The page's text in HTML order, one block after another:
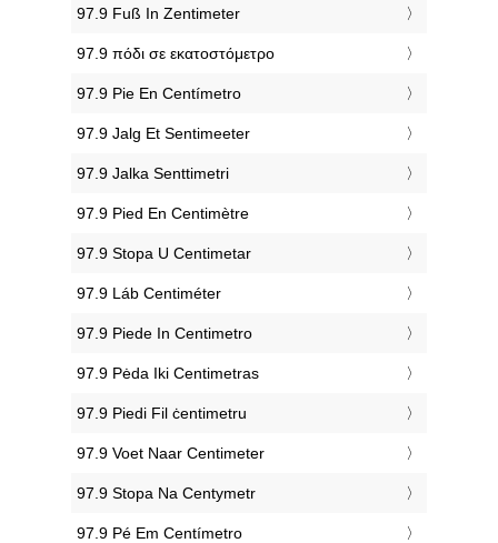
‎97.9 Fuß In Zentimeter
‎97.9 πόδι σε εκατοστόμετρο
‎97.9 Pie En Centímetro
‎97.9 Jalg Et Sentimeeter
‎97.9 Jalka Senttimetri
‎97.9 Pied En Centimètre
‎97.9 Stopa U Centimetar
‎97.9 Láb Centiméter
‎97.9 Piede In Centimetro
‎97.9 Pėda Iki Centimetras
‎97.9 Piedi Fil ċentimetru
‎97.9 Voet Naar Centimeter
‎97.9 Stopa Na Centymetr
‎97.9 Pé Em Centímetro